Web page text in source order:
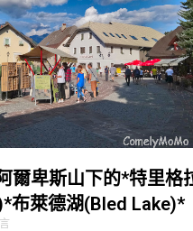
爾卑斯山下的*特里格
布萊德湖(Bled Lake)*